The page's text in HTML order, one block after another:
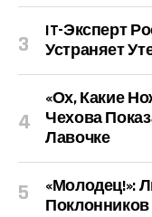
IT-Эксперт
Устраняет
«Ох, Какие
Чехова
Лавочке
«Молодец!»: